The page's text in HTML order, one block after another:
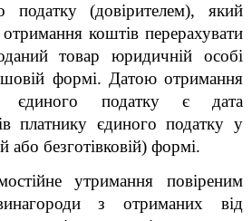
податку (довірителем), який
отримання коштів перерахувати
товар юридичній особі
формі. Датою отримання
єдиного податку є дата
платнику єдиного податку у
або безготівковій) формі.
утримання повіреним
з отриманих від